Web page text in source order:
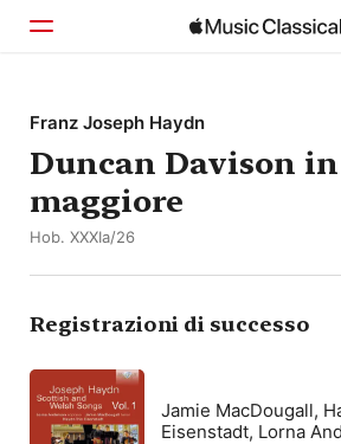
Home
Scopri
Cerca
Franz Joseph Haydn
Duncan Davison
maggiore
Hob. XXXIa/26
Registrazioni di successo
Jamie MacDougall,
Eisenstadt, Lorna